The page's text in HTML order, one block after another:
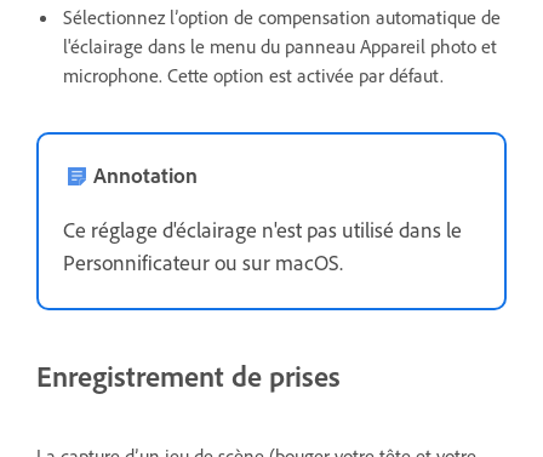
Sélectionnez l’option de compensation automatique de
l'éclairage dans le menu du panneau Appareil photo et
microphone. Cette option est activée par défaut.
Annotation
Ce réglage d'éclairage n'est pas utilisé dans le
Personnificateur ou sur macOS.
Enregistrement de prises